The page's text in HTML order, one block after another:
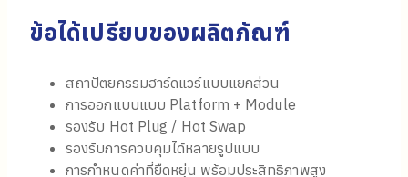
ข้อได้เปรียบของผลิตภัณฑ์
สถาปัตยกรรมฮาร์ดแวร์แบบแยกส่วน
การออกแบบแบบ Platform + Module
รองรับ Hot Plug / Hot Swap
รองรับการควบคุมได้หลายรูปแบบ
การกำหนดค่าที่ยืดหยุ่น พร้อมประสิทธิภาพสูง